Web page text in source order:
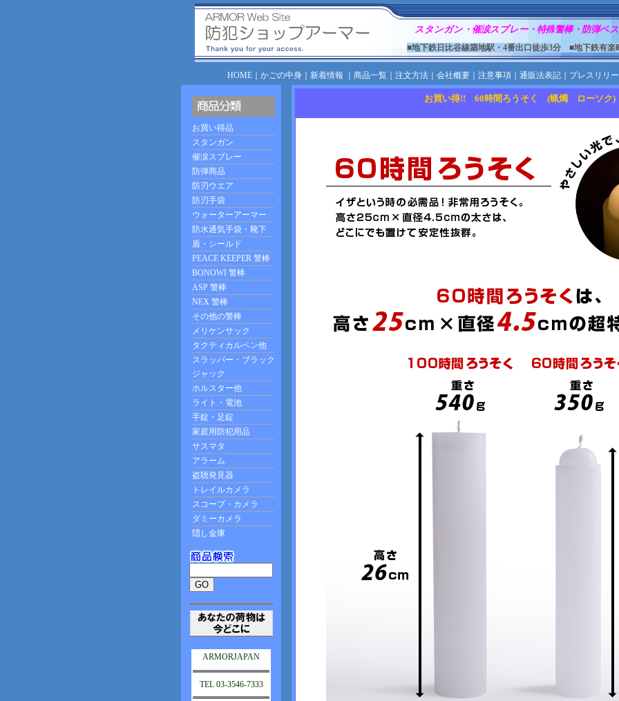
スタンガン・催涙スプレー・特殊警棒・防弾ベ
■地下鉄日比谷線築地駅・4番出口徒歩3分 ■地下鉄有楽
HOME｜ かごの中身｜ 新着情報 商品一覧｜ 注文方法｜ 会社概要｜ 注意事項｜ 通販法表記｜ プレスリリ
ARMORJAPAN
TEL 03-3546-7333
お買い得!! 60時間ろうそく (蝋燭 ローソク)